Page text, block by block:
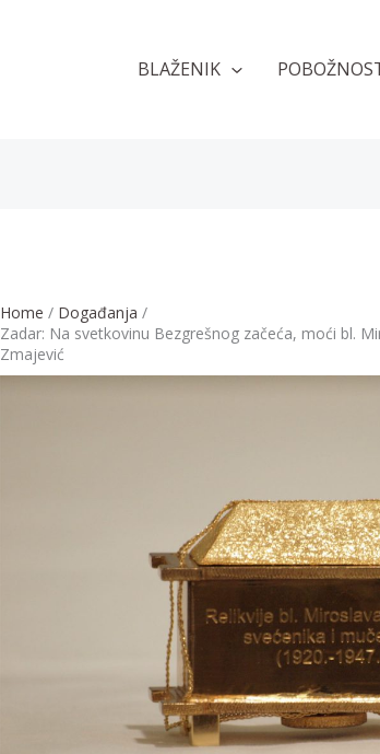
BLAŽENIK
Home
Događanja
Zadar: Na svetkovinu Bezgrešnog začeća, moći bl.
Zmajević